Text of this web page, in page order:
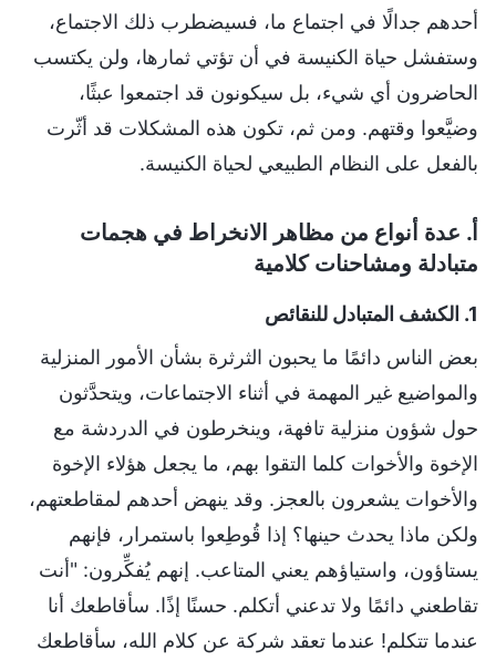
أحدهم جدالًا في اجتماع ما، فسيضطرب ذلك الاجتماع،
وستفشل حياة الكنيسة في أن تؤتي ثمارها، ولن يكتسب
الحاضرون أي شيء، بل سيكونون قد اجتمعوا عبثًا،
وضيَّعوا وقتهم. ومن ثم، تكون هذه المشكلات قد أثّرت
بالفعل على النظام الطبيعي لحياة الكنيسة.
أ. عدة أنواع من مظاهر الانخراط في هجمات
متبادلة ومشاحنات كلامية
1. الكشف المتبادل للنقائص
بعض الناس دائمًا ما يحبون الثرثرة بشأن الأمور المنزلية
والمواضيع غير المهمة في أثناء الاجتماعات، ويتحدَّثون
حول شؤون منزلية تافهة، وينخرطون في الدردشة مع
الإخوة والأخوات كلما التقوا بهم، ما يجعل هؤلاء الإخوة
والأخوات يشعرون بالعجز. وقد ينهض أحدهم لمقاطعتهم،
ولكن ماذا يحدث حينها؟ إذا قُوطِعوا باستمرار، فإنهم
يستاؤون، واستياؤهم يعني المتاعب. إنهم يُفكِّرون: "أنت
تقاطعني دائمًا ولا تدعني أتكلم. حسنًا إذًا. سأقاطعك أنا
عندما تتكلم! عندما تعقد شركة عن كلام الله، سأقاطعك